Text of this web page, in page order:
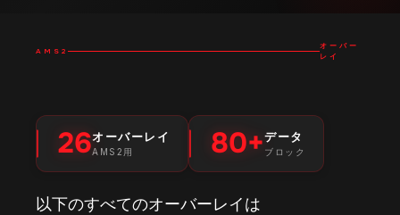
AMS2
オーバー
レイ
26オーバーレイ
AMS2用 80+データ
ブロック
以下のすべてのオーバーレイは